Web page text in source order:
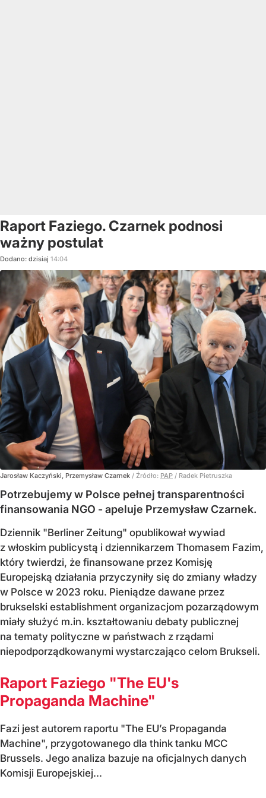
Raport Faziego. Czarnek podnosi
ważny postulat
Dodano: dzisiaj 14:04
Jarosław Kaczyński, Przemysław Czarnek / Źródło: PAP / Radek Pietruszka
Potrzebujemy w Polsce pełnej transparentności
finansowania NGO - apeluje Przemysław Czarnek.
Dziennik "Berliner Zeitung" opublikował wywiad
z włoskim publicystą i dziennikarzem Thomasem Fazim,
który twierdzi, że finansowane przez Komisję
Europejską działania przyczyniły się do zmiany władzy
w Polsce w 2023 roku. Pieniądze dawane przez
brukselski establishment organizacjom pozarządowym
miały służyć m.in. kształtowaniu debaty publicznej
na tematy polityczne w państwach z rządami
niepodporządkowanymi wystarczająco celom Brukseli.
Raport Faziego "The EU's
Propaganda Machine"
Fazi jest autorem raportu "The EU’s Propaganda
Machine", przygotowanego dla think tanku MCC
Brussels. Jego analiza bazuje na oficjalnych danych
Komisji Europejskiej...